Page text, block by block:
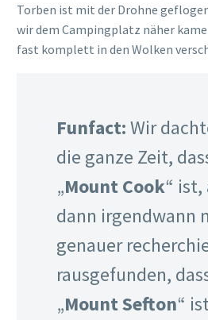
Torben ist mit der Drohne
wir dem Campingplatz näher
fast komplett in den Wolken
Funfact:Wir
die ganze Zeit,
„Mount Cook“ ist,
dann irgendwann
genauer
rausgefunden,
„Mount Sefton“